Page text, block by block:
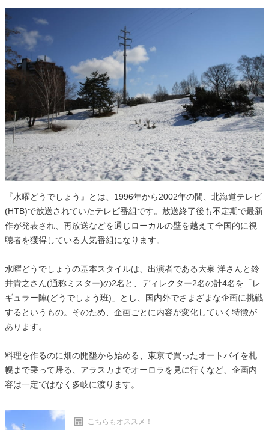
『水曜どうでしょう』とは、1996年から2002年の間、北海道テレビ
(HTB)で放送されていたテレビ番組です。放送終了後も不定期で最新
作が発表され、再放送などを通じローカルの壁を越えて全国的に視
聴者を獲得している人気番組になります。
水曜どうでしょうの基本スタイルは、出演者である大泉 洋さんと鈴
井貴之さん(通称ミスター)の2名と、ディレクター2名の計4名を「レ
ギュラー陣(どうでしょう班)」とし、国内外でさまざまな企画に挑戦
するというもの。そのため、企画ごとに内容が変化していく特徴が
あります。
料理を作るのに畑の開墾から始める、東京で買ったオートバイを札
幌まで乗って帰る、アラスカまでオーロラを見に行くなど、企画内
容は一定ではなく多岐に渡ります。
こちらもオススメ！